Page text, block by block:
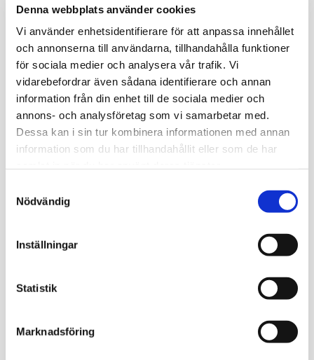
Denna webbplats använder cookies
Vi använder enhetsidentifierare för att anpassa innehållet
och annonserna till användarna, tillhandahålla funktioner
för sociala medier och analysera vår trafik. Vi
vidarebefordrar även sådana identifierare och annan
information från din enhet till de sociala medier och
annons- och analysföretag som vi samarbetar med.
Dessa kan i sin tur kombinera informationen med annan
information som du har tillhandahållit eller som de har
Nödvändig
Inställningar
Statistik
Marknadsföring
Coachblock A5
99kr
Taktiktavla Basket 2-
sidig Parkett
Coachtavla - Helplan +
halvplan
249kr
BASKETBALL
Ultimate Coaching Board,
eliminating the need for